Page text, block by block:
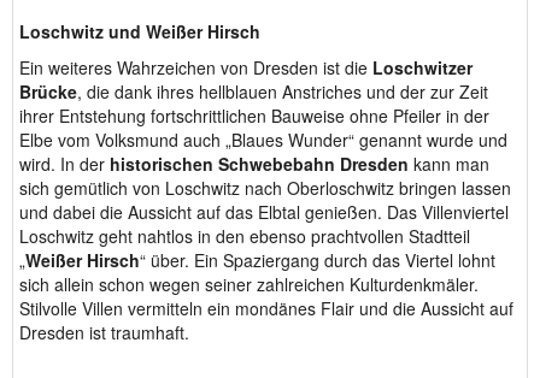
Loschwitz und Weißer Hirsch
Ein weiteres Wahrzeichen von Dresden ist die Loschwitzer
Brücke, die dank ihres hellblauen Anstriches und der zur Zeit
ihrer Entstehung fortschrittlichen Bauweise ohne Pfeiler in der
Elbe vom Volksmund auch „Blaues Wunder“ genannt wurde und
wird. In der historischen Schwebebahn Dresden kann man
sich gemütlich von Loschwitz nach Oberloschwitz bringen lassen
und dabei die Aussicht auf das Elbtal genießen. Das Villenviertel
Loschwitz geht nahtlos in den ebenso prachtvollen Stadtteil
„Weißer Hirsch“ über. Ein Spaziergang durch das Viertel lohnt
sich allein schon wegen seiner zahlreichen Kulturdenkmäler.
Stilvolle Villen vermitteln ein mondänes Flair und die Aussicht auf
Dresden ist traumhaft.